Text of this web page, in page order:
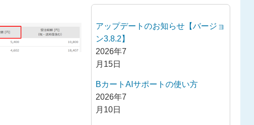
アップデートのお知らせ【バージョ
ン3.8.2】
2026年7
月15日
BカートAIサポートの使い方
2026年7
月10日